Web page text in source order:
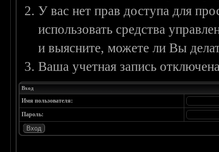
У вас нет прав доступа для
использовать средства
и выясните, можете ли Вы
Ваша учетная запись
Вход
Имя пользователя:
Пароль: